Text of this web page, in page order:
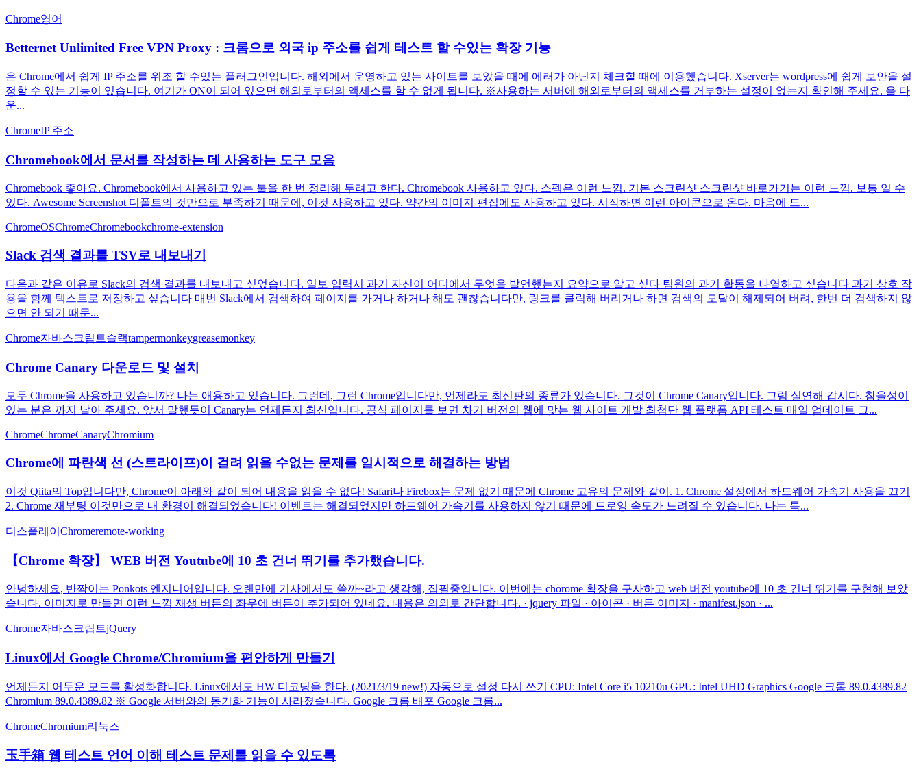
Chrome영어
Betternet Unlimited Free VPN Proxy : 크롬으로 외국 ip 주소를 쉽게 테스트 할 수있는 확장 기능
은 Chrome에서 쉽게 IP 주소를 위조 할 수있는 플러그인입니다. 해외에서 운영하고 있는 사이트를 보았을 때에 에러가 아닌지 체크할 때에 이용했습니다. Xserver는 wordpress에 쉽게 보안을 설
정할 수 있는 기능이 있습니다. 여기가 ON이 되어 있으면 해외로부터의 액세스를 할 수 없게 됩니다. ※사용하는 서버에 해외로부터의 액세스를 거부하는 설정이 없는지 확인해 주세요. 을 다
운...
ChromeIP 주소
Chromebook에서 문서를 작성하는 데 사용하는 도구 모음
Chromebook 좋아요. Chromebook에서 사용하고 있는 툴을 한 번 정리해 두려고 한다. Chromebook 사용하고 있다. 스펙은 이런 느낌. 기본 스크린샷 스크린샷 바로가기는 이런 느낌. 보통 일 수
있다. Awesome Screenshot 디폴트의 것만으로 부족하기 때문에, 이것 사용하고 있다. 약간의 이미지 편집에도 사용하고 있다. 시작하면 이런 아이콘으로 온다. 마음에 드...
ChromeOSChromeChromebookchrome-extension
Slack 검색 결과를 TSV로 내보내기
다음과 같은 이유로 Slack의 검색 결과를 내보내고 싶었습니다. 일보 입력시 과거 자신이 어디에서 무엇을 발언했는지 요약으로 알고 싶다 팀원의 과거 활동을 나열하고 싶습니다 과거 상호 작
용을 함께 텍스트로 저장하고 싶습니다 매번 Slack에서 검색하여 페이지를 가거나 하거나 해도 괜찮습니다만, 링크를 클릭해 버리거나 하면 검색의 모달이 해제되어 버려, 한번 더 검색하지 않
으면 안 되기 때문...
Chrome자바스크립트슬랙tampermonkeygreasemonkey
Chrome Canary 다운로드 및 설치
모두 Chrome을 사용하고 있습니까? 나는 애용하고 있습니다. 그런데, 그런 Chrome입니다만, 언제라도 최신판의 종류가 있습니다. 그것이 Chrome Canary입니다. 그럼 실연해 갑시다. 참을성이
있는 분은 까지 날아 주세요. 앞서 말했듯이 Canary는 언제든지 최신입니다. 공식 페이지를 보면 차기 버전의 웹에 맞는 웹 사이트 개발 최첨단 웹 플랫폼 API 테스트 매일 업데이트 그...
ChromeChromeCanaryChromium
Chrome에 파란색 선 (스트라이프)이 걸려 읽을 수없는 문제를 일시적으로 해결하는 방법
이것 Qiita의 Top입니다만, Chrome이 아래와 같이 되어 내용을 읽을 수 없다! Safari나 Firebox는 문제 없기 때문에 Chrome 고유의 문제와 같이. 1. Chrome 설정에서 하드웨어 가속기 사용을 끄기
2. Chrome 재부팅 이것만으로 내 환경이 해결되었습니다! 이벤트는 해결되었지만 하드웨어 가속기를 사용하지 않기 때문에 드로잉 속도가 느려질 수 있습니다. 나는 특...
디스플레이 Chromeremote-working
【Chrome 확장】 WEB 버전 Youtube에 10 초 건너 뛰기를 추가했습니다.
안녕하세요, 반짝이는 Ponkots 엔지니어입니다. 오랜만에 기사에서도 쓸까~라고 생각해, 집필중입니다. 이번에는 chorome 확장을 구사하고 web 버전 youtube에 10 초 건너 뛰기를 구현해 보았
습니다. 이미지로 만들면 이런 느낌 재생 버튼의 좌우에 버튼이 추가되어 있네요. 내용은 의외로 간단합니다. · jquery 파일 · 아이콘 · 버튼 이미지 · manifest.json · ...
Chrome자바스크립트jQuery
Linux에서 Google Chrome/Chromium을 편안하게 만들기
언제든지 어두운 모드를 활성화합니다. Linux에서도 HW 디코딩을 한다. (2021/3/19 new!) 자동으로 설정 다시 쓰기 CPU: Intel Core i5 10210u GPU: Intel UHD Graphics Google 크롬 89.0.4389.82
Chromium 89.0.4389.82 ※ Google 서버와의 동기화 기능이 사라졌습니다. Google 크롬 배포 Google 크롬...
ChromeChromium리눅스
玉手箱 웹 테스트 언어 이해 테스트 문제를 읽을 수 있도록